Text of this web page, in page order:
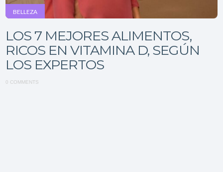
BELLEZA
LOS 7 MEJORES ALIMENTOS,
RICOS EN VITAMINA D, SEGÚN
LOS EXPERTOS
0 COMMENTS